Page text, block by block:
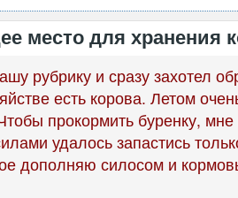
место для хранения
рубрику и сразу захотел
есть корова. Летом
прокормить буренку,
удалось запастись
дополняю силосом и